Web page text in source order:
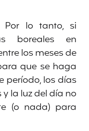
Por lo tanto, si
boreales en
los meses de
que se haga
período, los días
la luz del día no
(o nada) para